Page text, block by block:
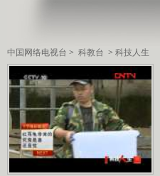
中国网络电视台 > 科教台 > 科技人生